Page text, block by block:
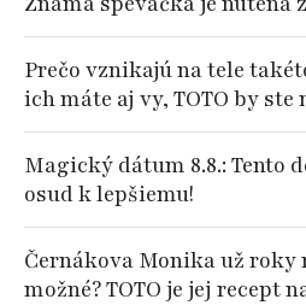
Prečo vznikajú na tele
ich máte aj vy, TOTO by
Magický dátum 8.8.: Tento
osud k lepšiemu!
Černákova Monika už roky
možné? TOTO je jej recept